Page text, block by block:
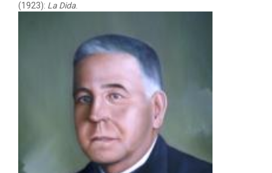
(1923): La Dida